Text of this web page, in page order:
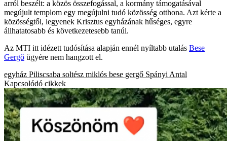
arról beszélt: a közös összefogással, a kormány támogatásával
megújult templom egy megújulni tudó közösség otthona. Azt kérte a
közösségtől, legyenek Krisztus egyházának hűséges, egyre
állhatatosabb és következetesebb tanúi.
Az MTI itt idézett tudósítása alapján ennél nyíltabb utalás Bese
Gergő ügyére nem hangzott el.
egyház Piliscsaba soltész miklós bese gergő Spányi Antal
Kapcsolódó cikkek